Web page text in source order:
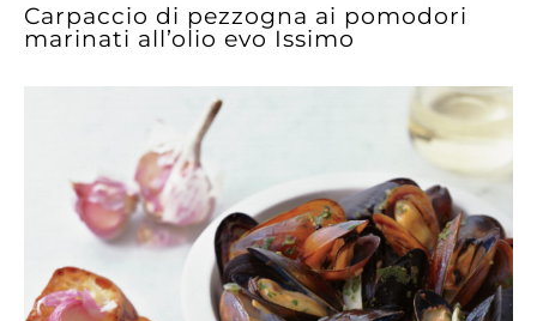
Carpaccio di pezzogna ai pomodori
marinati all’olio evo Issimo